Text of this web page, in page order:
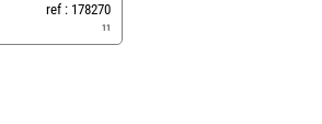
ref : 178270
11